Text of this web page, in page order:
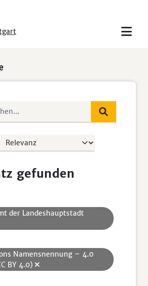
gefunden
der Landeshauptstadt
Namensnennung – 4.0
BY 4.0)